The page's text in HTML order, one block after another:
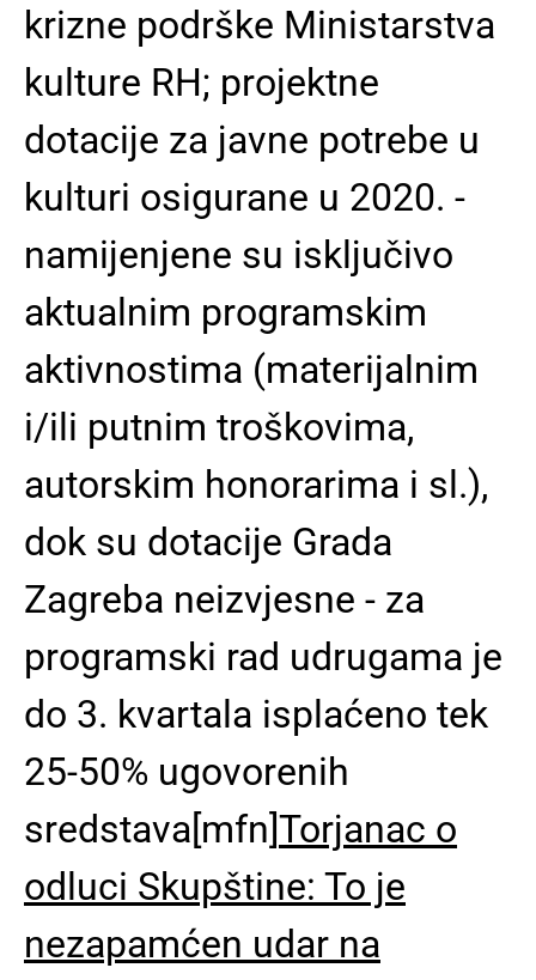
krizne podrške Ministarstva
kulture RH; projektne
dotacije za javne potrebe u
kulturi osigurane u 2020. -
namijenjene su isključivo
aktualnim programskim
aktivnostima (materijalnim
i/ili putnim troškovima,
autorskim honorarima i sl.),
dok su dotacije Grada
Zagreba neizvjesne - za
programski rad udrugama je
do 3. kvartala isplaćeno tek
25-50% ugovorenih
sredstava[mfn]Torjanac o
odluci Skupštine: To je
nezapamćen udar na